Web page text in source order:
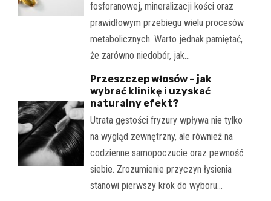
fosforanowej, mineralizacji kości oraz
prawidłowym przebiegu wielu procesów
metabolicznych. Warto jednak pamiętać,
że zarówno niedobór, jak…
Przeszczep włosów – jak
wybrać klinikę i uzyskać
naturalny efekt?
Utrata gęstości fryzury wpływa nie tylko
na wygląd zewnętrzny, ale również na
codzienne samopoczucie oraz pewność
siebie. Zrozumienie przyczyn łysienia
stanowi pierwszy krok do wyboru…